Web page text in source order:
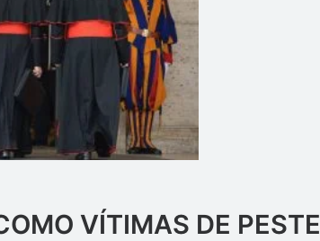
VÍTIMAS DE PESTE